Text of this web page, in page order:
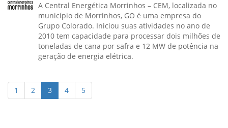
A Central Energética Morrinhos – CEM, localizada no
município de Morrinhos, GO é uma empresa do
Grupo Colorado. Iniciou suas atividades no ano de
2010 tem capacidade para processar dois milhões de
toneladas de cana por safra e 12 MW de potência na
geração de energia elétrica.
1 2 3 4 5